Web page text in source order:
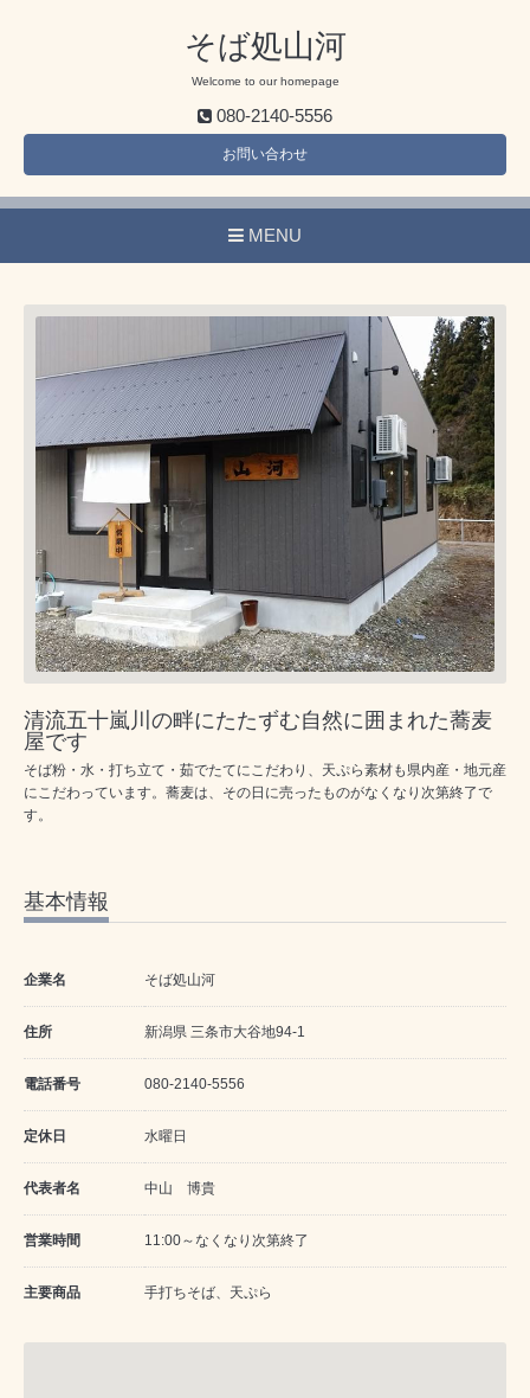
そば処山河
Welcome to our homepage
080-2140-5556
お問い合わせ
MENU
清流五十嵐川の畔にたたずむ自然に囲まれた蕎麦
屋です
そば粉・水・打ち立て・茹でたてにこだわり、天ぷら素材も県内産・地元産
にこだわっています。蕎麦は、その日に売ったものがなくなり次第終了で
す。
基本情報
企業名 そば処山河
住所 新潟県 三条市大谷地94-1
電話番号 080-2140-5556
定休日 水曜日
代表者名 中山 博貴
営業時間 11:00～なくなり次第終了
主要商品 手打ちそば、天ぷら